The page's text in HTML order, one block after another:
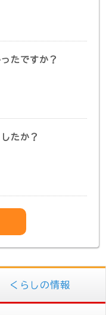
たですか？
たか？
くらしの情報